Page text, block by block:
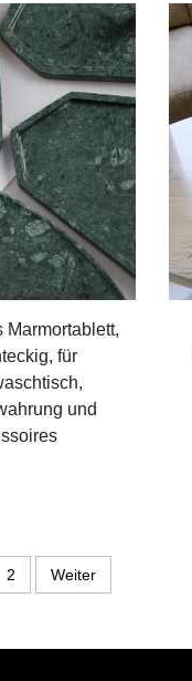
Marmortablett,
für
und
2 Weiter